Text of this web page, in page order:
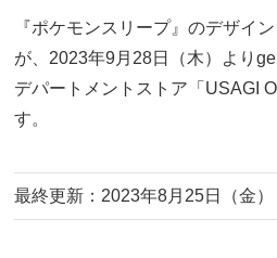
『ポケモンスリープ』のデザイ
が、2023年9月28日（木）より
デパートメントストア「USAGI
す。
最終更新：2023年8月25日（金